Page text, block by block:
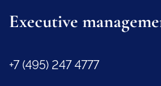
Executive
+7 (495) 247 4777